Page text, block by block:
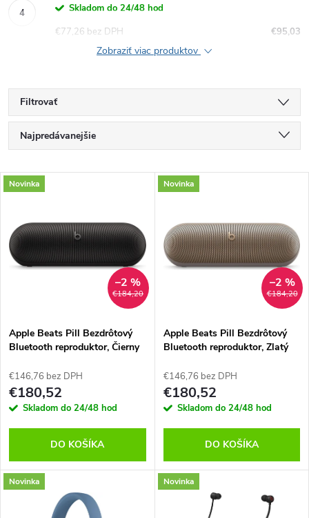
Skladom do 24/48 hod
€95,03
€77,26 bez DPH
Zobraziť viac produktov
Filtrovať
R
a
e
n
e
p
r
d
Najpredávanejšie
Najdrahšie
V
ý
p
s
p
r
o
d
u
Novinka
€184,20
–2 %
Apple Beats Pill Bezdrôtový
Bluetooth reproduktor, Čierny
€146,76 bez DPH
€180,52
Skladom do 24/48 hod
DO KOŠÍKA
Novinka
€184,20
–2 %
Apple Beats Pill Bezdrôtový
Bluetooth reproduktor, Zlatý
€146,76 bez DPH
€180,52
Skladom do 24/48 hod
DO KOŠÍKA
Novinka Novinka